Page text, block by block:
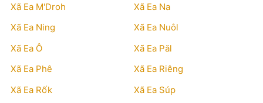
Xã Ea M'Droh
Xã Ea Na
Xã Ea Ning
Xã Ea Nuôl
Xã Ea Ô
Xã Ea Păl
Xã Ea Phê
Xã Ea Riêng
Xã Ea Rốk
Xã Ea Súp